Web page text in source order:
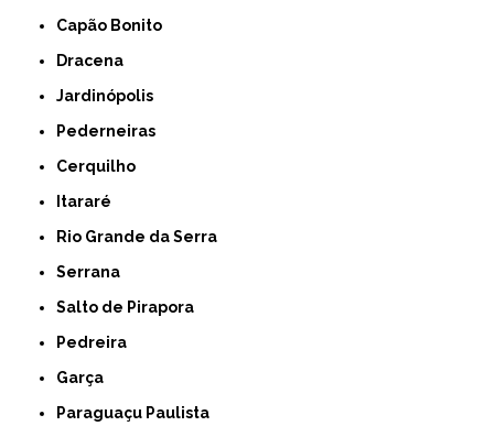
Capão Bonito
Dracena
Jardinópolis
Pederneiras
Cerquilho
Itararé
Rio Grande da Serra
Serrana
Salto de Pirapora
Pedreira
Garça
Paraguaçu Paulista